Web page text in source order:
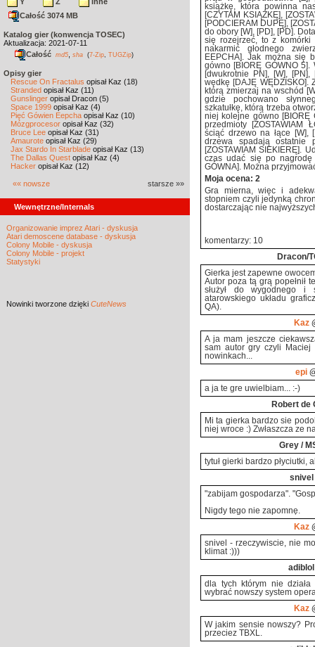
Całość 3074 MB
Katalog gier (konwencja TOSEC)
Aktualizacja: 2021-07-11
Całość md5 sha (7-Zip TUGZip)
Opisy gier
Rescue On Fractalus opisał Kaz (18)
Stranded opisał Kaz (11)
Gunslinger opisał Dracon (5)
Space 1999 opisał Kaz (4)
Pięć Gówien Eepcha opisał Kaz (10)
Mózgprocesor opisał Kaz (32)
Bruce Lee opisał Kaz (31)
Amaurote opisał Kaz (29)
Jax Stardo In Starblade opisał Kaz (13)
The Dallas Quest opisał Kaz (4)
Hacker opisał Kaz (12)
«« nowsze starsze »»
Wewnętrzne/Internals
Organizowanie imprez Atari - dyskusja
Atari demoscene database - dyskusja
Colony Mobile - dyskusja
Colony Mobile - projekt
Statystyki
Nowinki tworzone dzięki CuteNews
książkę, która powinna
[CZYTAM KSIĄŻKĘ],
[PODCIERAM DUPĘ],
do obory [W], [PD], [PD].
się rozejrzeć, to z
nakarmić głodnego
EEPCHA]. Jak można się
gówno [BIORĘ GÓWNO
[dwukrotnie PN], [W],
wędkę [DAJĘ WĘDZISKO].
którą zmierzaj na wschód
gdzie pochowano
szkatułkę, którą trzeba
niej kolejne gówno [BIORĘ
przedmioty [ZOSTAWIAM
ściąć drzewo na łące [W],
drzewa spadają ostatnie
[ZOSTAWIAM SIEKIERĘ].
czas udać się po nagrodę
GÓWNA]. Można
Moja ocena: 2
Gra mierna, więc i
stopniem czyli jedynką
dostarczając nie
komentarzy: 10
Dracon/
Gierka jest zapewne
Autor poza tą grą popełnił
służył do wygodnego i
atarowskiego układu
QA).
Kaz
A ja mam jeszcze
sam autor gry czyli Maciej
nowinkach...
epi
a ja te gre uwielbiam... :-)
Robert de
Mi ta gierka bardzo sie
niej wroce :) Zwłaszcza ze
Grey /
tytuł gierki bardzo płyciutki,
snivel
"zabijam gospodarza".
Nigdy tego nie zapomnę.
Kaz
snivel - rzeczywiscie, nie
klimat :)))
adiblol
dla tych którym nie
wybrać nowszy system
Kaz
W jakim sensie nowszy?
przeciez TBXL.